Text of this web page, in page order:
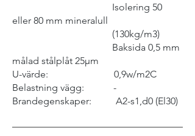
Isolering 50
eller 80 mm mineralull
(130kg/m3)
Baksida 0,5 mm
målad stålplåt 25μm
U-värde: 0,9w/m2C
Belastning vägg: -
Brandegenskaper: A2-s1,d0 (El30)